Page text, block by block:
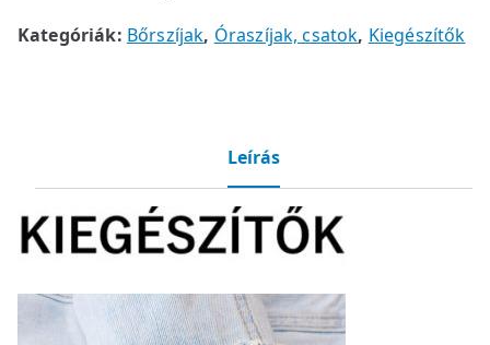
Kategóriák: Bőrszíjak, Óraszíjak, csatok, Kiegészítők
Leírás